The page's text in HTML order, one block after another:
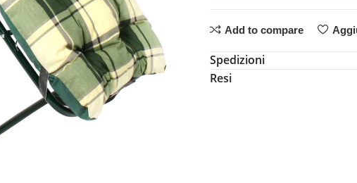
Add to compare
Spedizioni
Resi